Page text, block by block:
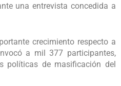
una entrevista concedida a
crecimiento respecto a
a mil 377 participantes,
políticas de masificación del